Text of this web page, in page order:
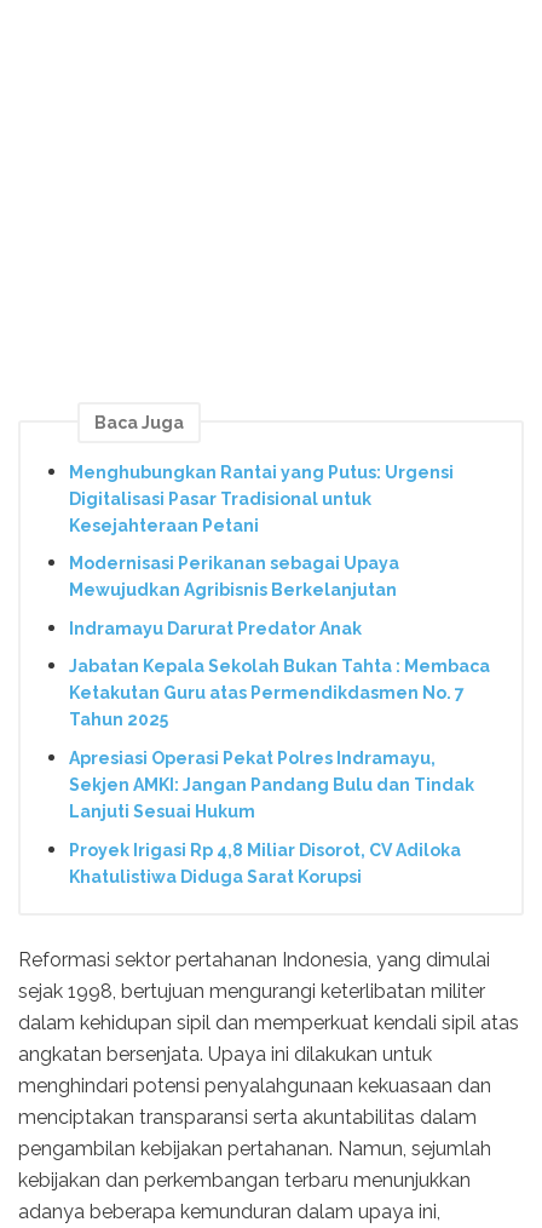
Baca Juga
Menghubungkan Rantai yang Putus: Urgensi
Digitalisasi Pasar Tradisional untuk
Kesejahteraan Petani
Modernisasi Perikanan sebagai Upaya
Mewujudkan Agribisnis Berkelanjutan
Indramayu Darurat Predator Anak
Jabatan Kepala Sekolah Bukan Tahta : Membaca
Ketakutan Guru atas Permendikdasmen No. 7
Tahun 2025
Apresiasi Operasi Pekat Polres Indramayu,
Sekjen AMKI: Jangan Pandang Bulu dan Tindak
Lanjuti Sesuai Hukum
Proyek Irigasi Rp 4,8 Miliar Disorot, CV Adiloka
Khatulistiwa Diduga Sarat Korupsi
Reformasi sektor pertahanan Indonesia, yang dimulai
sejak 1998, bertujuan mengurangi keterlibatan militer
dalam kehidupan sipil dan memperkuat kendali sipil atas
angkatan bersenjata. Upaya ini dilakukan untuk
menghindari potensi penyalahgunaan kekuasaan dan
menciptakan transparansi serta akuntabilitas dalam
pengambilan kebijakan pertahanan. Namun, sejumlah
kebijakan dan perkembangan terbaru menunjukkan
adanya beberapa kemunduran dalam upaya ini,